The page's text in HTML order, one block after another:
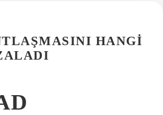
HANGI